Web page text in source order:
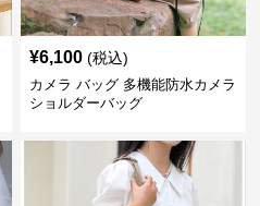
¥6,100 (税込)
カメラ バッグ 多機能防水カメラ
ショルダーバッグ